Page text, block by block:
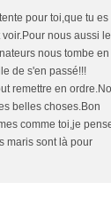
pour toi,que tu es
nous aussi le
nous tombe en
de s'en passé!!!
remettre en
belles choses.Bon
comme toi,je
maris sont là pour